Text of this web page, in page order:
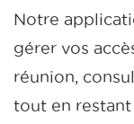
Notre
gérer vos
réunion,
tout en